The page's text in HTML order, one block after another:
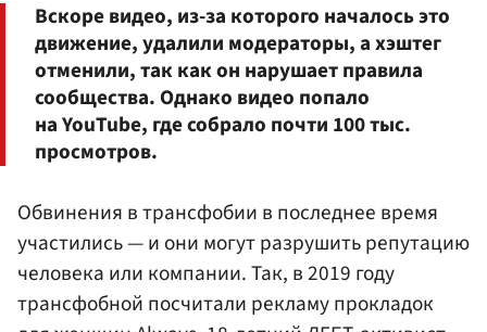
Вскоре видео, из-за которого началось это
движение, удалили модераторы, а хэштег
отменили, так как он нарушает правила
сообщества. Однако видео попало
на YouTube, где собрало почти 100 тыс.
просмотров.
Обвинения в трансфобии в последнее время
участились — и они могут разрушить репутацию
человека или компании. Так, в 2019 году
трансфобной посчитали рекламу прокладок